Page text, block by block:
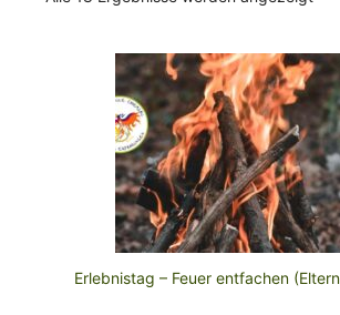
Erlebnistag – Feuer entfachen